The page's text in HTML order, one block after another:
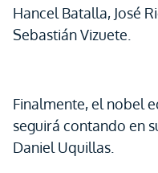
Hancel Batalla, José
Sebastián Vizuete.
Finalmente, el nobel
seguirá contando en
Daniel Uquillas.